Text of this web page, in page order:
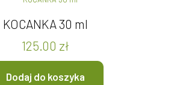
KOCANKA 30 ml
125.00 zł
Dodaj do koszyka